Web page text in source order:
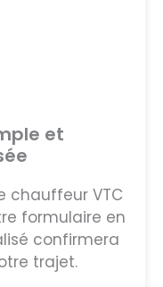
et
chauffeur VTC
formulaire en
confirmera
trajet.